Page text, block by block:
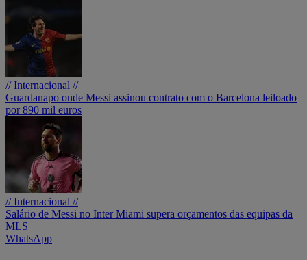
// Internacional //
Guardanapo onde Messi assinou contrato com o Barcelona leiloado
por 890 mil euros
// Internacional //
Salário de Messi no Inter Miami supera orçamentos das equipas da
MLS
WhatsApp